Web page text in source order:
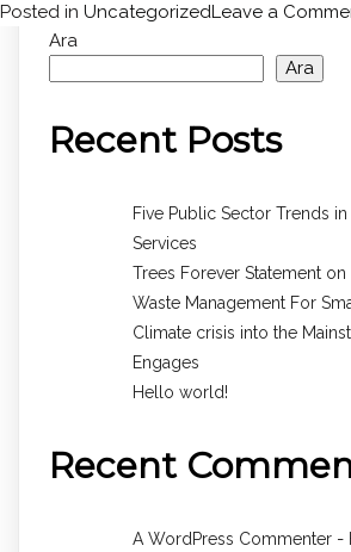
Posted in UncategorizedLeave a
Ara
Ara
Recent Posts
Five Public Sector Trends
Services
Trees Forever Statement
Waste Management For
Climate crisis into the
Engages
Hello world!
Recent
A WordPress Commenter -